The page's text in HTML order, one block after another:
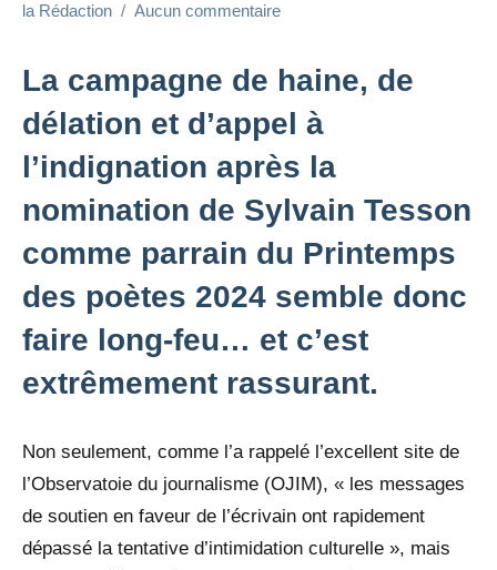
la Rédaction
Aucun commentaire
La campagne de haine, de
délation et d’appel à
l’indignation après la
nomination de Sylvain Tesson
comme parrain du Printemps
des poètes 2024 semble donc
faire long-feu… et c’est
extrêmement rassurant.
Non seulement, comme l’a rappelé l’excellent site de
l’Observatoie du journalisme (OJIM), « les messages
de soutien en faveur de l’écrivain ont rapidement
dépassé la tentative d’intimidation culturelle », mais